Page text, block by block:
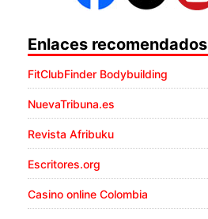
Enlaces recomendados
FitClubFinder Bodybuilding
NuevaTribuna.es
Revista Afribuku
Escritores.org
Casino online Colombia